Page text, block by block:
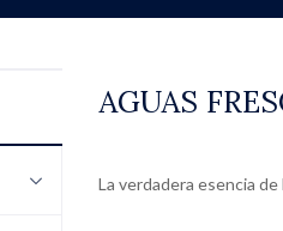
AGUAS
La verdadera esencia